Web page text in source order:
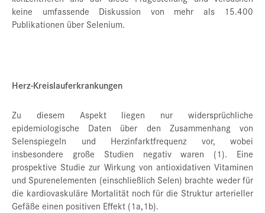
keine umfassende Diskussion von mehr als 15.400
Publikationen über Selenium.
Herz-Kreislauferkrankungen
Zu diesem Aspekt liegen nur widersprüchliche
epidemiologische Daten über den Zusammenhang von
Selenspiegeln und Herzinfarktfrequenz vor, wobei
insbesondere große Studien negativ waren (1). Eine
prospektive Studie zur Wirkung von antioxidativen Vitaminen
und Spurenelementen (einschließlich Selen) brachte weder für
die kardiovaskuläre Mortalität noch für die Struktur arterieller
Gefäße einen positiven Effekt (1a,1b).